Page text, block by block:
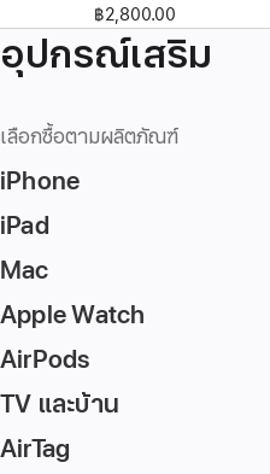
฿2,800.00
อุปกรณ์เสริม
เลือกซื้อตามผลิตภัณฑ์
iPhone
iPad
Mac
Apple Watch
AirPods
TV และบ้าน
AirTag